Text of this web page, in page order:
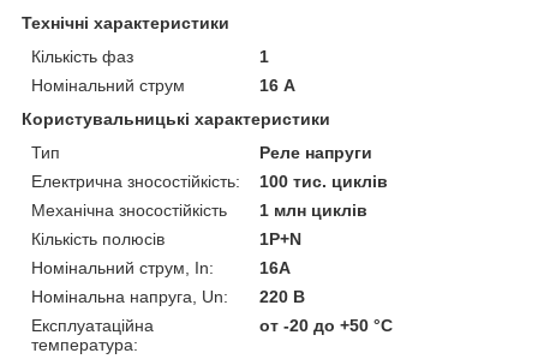
Технічні характеристики
Кількість фаз
1
Номінальний струм
16 А
Користувальницькі характеристики
Тип
Реле напруги
Електрична зносостійкість:
100 тис. циклів
Механічна зносостійкість
1 млн циклів
Кількість полюсів
1P+N
Номінальний струм, In:
16А
Номінальна напруга, Un:
220 В
Експлуатаційна
температура:
от -20 до +50 °С